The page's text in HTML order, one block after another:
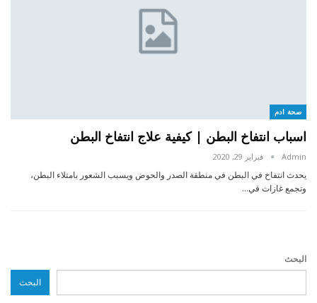
صحة ادم
اسباب انتفاخ البطن | كيفية علاج انتفاخ البطن
Admin فبراير 29, 2020
يحدث انتفاخ في البطن في منطقة الصدر والحوض ويسبب الشعور بامتلاء البطن،
وتجمع غازات في…
البحث
البحث